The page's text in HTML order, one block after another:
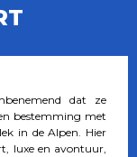
dat ze
bestemming met
in de Alpen. Hier
luxe en avontuur,